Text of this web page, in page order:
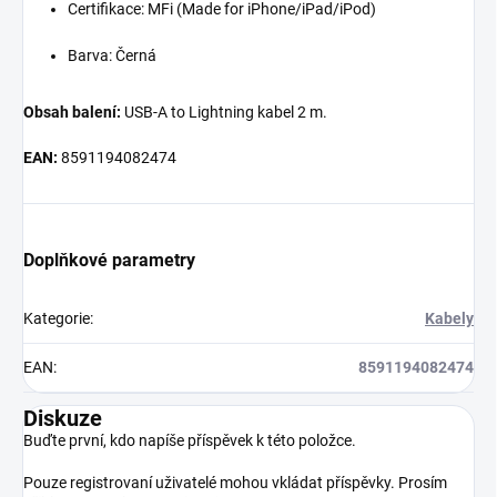
Certifikace: MFi (Made for iPhone/iPad/iPod)
Barva: Černá
Obsah balení: USB-A to Lightning kabel 2 m.
EAN: 8591194082474
Doplňkové parametry
Kategorie: Kabely
EAN: 8591194082474
Diskuze
Buďte první, kdo napíše příspěvek k této položce.
Pouze registrovaní uživatelé mohou vkládat příspěvky. Prosím